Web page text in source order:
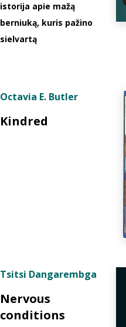
istorija apie mažą
berniuką, kuris pažino
sielvartą
Octavia E. Butler
Kindred
Tsitsi Dangarembga
Nervous
conditions